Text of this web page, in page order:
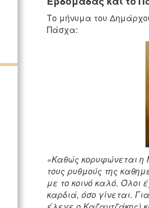
Το μήνυμα του
Πάσχα:
«Καθώς κορυφώνεται η
τους ρυθμούς της
με το κοινό καλό. Όλοι
καρδιά, όσο γίνεται.